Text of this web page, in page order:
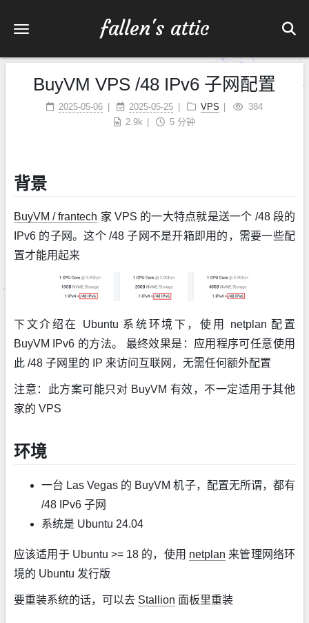
fallen's attic
BuyVM VPS /48 IPv6 子网配置
2025-05-06 2025-05-25 VPS
384
2.9k
5 分钟
背景
BuyVM / frantech 家 VPS 的一大特点就是送一个 /48 段的
IPv6 的子网。这个 /48 子网不是开箱即用的，需要一些配
置才能用起来
下文介绍在 Ubuntu 系统环境下，使用 netplan 配置
BuyVM IPv6 的方法。 最终效果是：应用程序可任意使用
此 /48 子网里的 IP 来访问互联网，无需任何额外配置
注意：此方案可能只对 BuyVM 有效，不一定适用于其他
家的 VPS
环境
一台 Las Vegas 的 BuyVM 机子，配置无所谓，都有
/48 IPv6 子网
系统是 Ubuntu 24.04
应该适用于 Ubuntu >= 18 的，使用 netplan 来管理网络环
境的 Ubuntu 发行版
要重装系统的话，可以去 Stallion 面板里重装